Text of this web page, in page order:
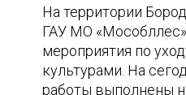
На территории
ГАУ МО
мероприятия по
культурами. На
работы выполнены